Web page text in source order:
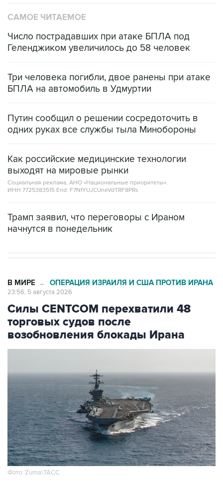
САМОЕ ЧИТАЕМОЕ
Число пострадавших при атаке БПЛА под
Геленджиком увеличилось до 58 человек
Три человека погибли, двое ранены при атаке
БПЛА на автомобиль в Удмуртии
Путин сообщил о решении сосредоточить в
одних руках все службы тыла Минобороны
Как российские медицинские технологии
выходят на мировые рынки
Социальная реклама, АНО «Национальные приоритеты».
ИНН 7725383515 Erid: F7NfYUJCUneVdTRF8PRs
Трамп заявил, что переговоры с Ираном
начнутся в понедельник
В МИРЕ → ОПЕРАЦИЯ ИЗРАИЛЯ И США ПРОТИВ ИРАНА
23:56, 5 августа 2026
Силы CENTCOM перехватили 48
торговых судов после
возобновления блокады Ирана
Фото: Zuma\ТАСС